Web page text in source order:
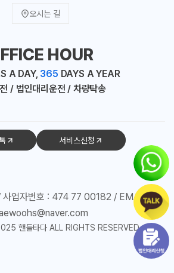
오시는 길
HOUR
A DAY, 365 DAYS A YEAR
/ 법인대리운전 / 차량탁송
서비스신청
사업자번호 : 474 77 00182 / EMAIL :
핸들타다 ALL RIGHTS RESERVED.